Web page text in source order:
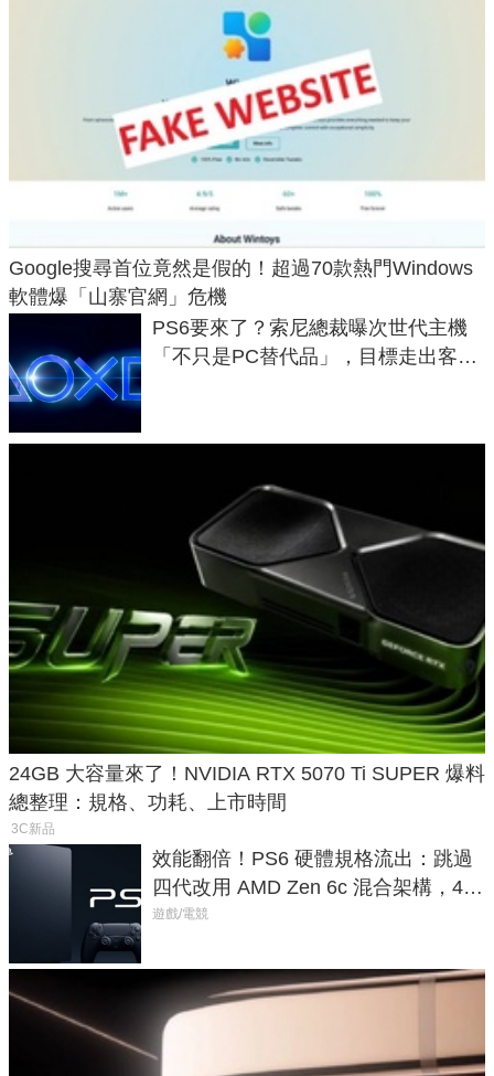
Google搜尋首位竟然是假的！超過70款熱門Windows
軟體爆「山寨官網」危機
PS6要來了？索尼總裁曝次世代主機
「不只是PC替代品」，目標走出客
24GB 大容量來了！NVIDIA RTX 5070 Ti SUPER 爆料
總整理：規格、功耗、上市時間
3C新品
效能翻倍！PS6 硬體規格流出：跳過
四代改用 AMD Zen 6c 混合架構，4K
120fps 與全光追時代來臨
遊戲/電競